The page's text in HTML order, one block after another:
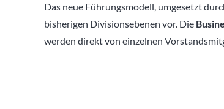
Das neue Führungsmodell, umgesetzt
bisherigen Divisionsebenen vor. Die
werden direkt von einzelnen